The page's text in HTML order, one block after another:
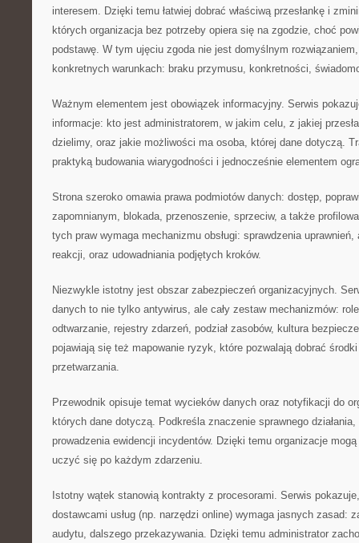
interesem. Dzięki temu łatwiej dobrać właściwą przesłankę i
których organizacja bez potrzeby opiera się na zgodzie, choć
podstawę. W tym ujęciu zgoda nie jest domyślnym
konkretnych warunkach: braku przymusu, konkretności,
Ważnym elementem jest obowiązek informacyjny. Serwis
informacje: kto jest administratorem, w jakim celu, z jakiej
dzielimy, oraz jakie możliwości ma osoba, której dane dotyczą.
praktyką budowania wiarygodności i jednocześnie elementem
Strona szeroko omawia prawa podmiotów danych: dostęp,
zapomnianym, blokada, przenoszenie, sprzeciw, a także
tych praw wymaga mechanizmu obsługi: sprawdzenia
reakcji, oraz udowadniania podjętych kroków.
Niezwykle istotny jest obszar zabezpieczeń organizacyjnych.
danych to nie tylko antywirus, ale cały zestaw mechanizmów:
odtwarzanie, rejestry zdarzeń, podział zasobów, kultura
pojawiają się też mapowanie ryzyk, które pozwalają dobrać
przetwarzania.
Przewodnik opisuje temat wycieków danych oraz notyfikacji do
których dane dotyczą. Podkreśla znaczenie sprawnego
prowadzenia ewidencji incydentów. Dzięki temu organizacje
uczyć się po każdym zdarzeniu.
Istotny wątek stanowią kontrakty z procesorami. Serwis
dostawcami usług (np. narzędzi online) wymaga jasnych zasad:
audytu, dalszego przekazywania. Dzięki temu administrator